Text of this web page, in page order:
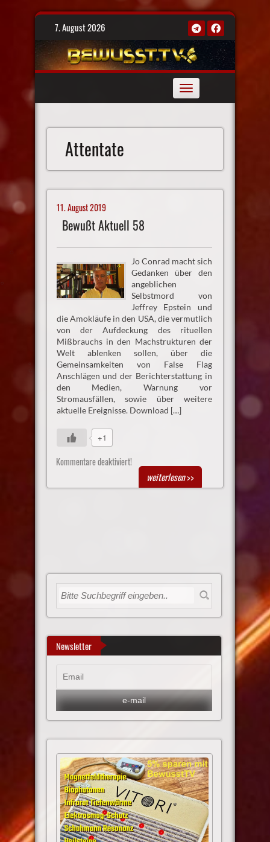
Skip
7. August 2026
Toggle
navigation
Attentate
11. August 2019
Bewußt Aktuell 58
Jo Conrad macht sich
Gedanken über den
angeblichen
Selbstmord von
Jeffrey Epstein und
die Amokläufe in den USA, die vermutlich
von der Aufdeckung des rituellen
Mißbrauchs in den Machstrukturen der
Welt ablenken sollen, über die
Gemeinsamkeiten von False Flag
Anschlägen und der Berichterstattung in
den Medien, Warnung vor
Stromausfällen, sowie über weitere
aktuelle Ereignisse. Download […]
+1
Kommentare deaktiviert!
weiterlesen>>
Newsletter